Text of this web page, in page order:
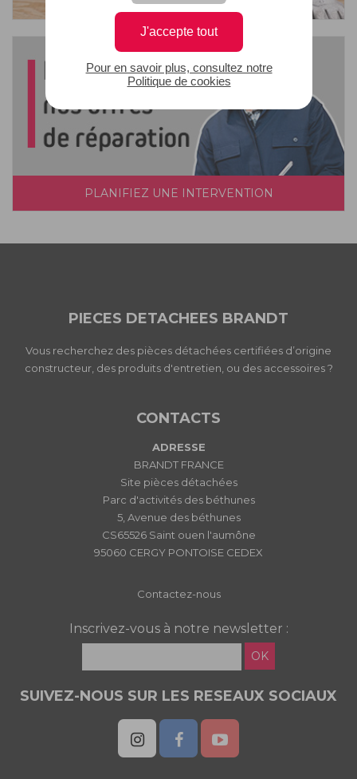
J'accepte tout
Pour en savoir plus, consultez notre
Politique de cookies
PLANIFIEZ UNE INTERVENTION
PIECES DETACHEES BRANDT
Vous recherchez des pièces détachées certifiées d’origine
constructeur, des produits d'entretien, ou des accessoires ?
CONTACTS
ADRESSE
BRANDT FRANCE
Site pièces détachées
Parc d'activités des béthunes
5, Avenue des béthunes
CS65526 Saint ouen l'aumône
95060 CERGY PONTOISE CEDEX
Contactez-nous
Inscrivez-vous à notre newsletter :
OK
SUIVEZ-NOUS SUR LES RESEAUX SOCIAUX